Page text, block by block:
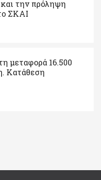
την πρόληψη
ΣΚΑΙ
μεταφορά 16.500
Κατάθεση